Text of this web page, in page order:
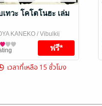
เทวะ โคโตโนฮะ เล่ม
KANEKO / Vibulkij
นทั่วไป
เวลาที่เหลือ 15 ชั่วโมง